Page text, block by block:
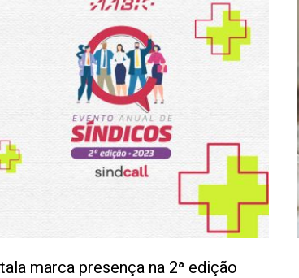
marca presença na 2ª edição